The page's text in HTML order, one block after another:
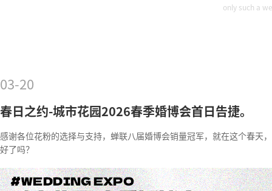
only such a
03-20
春日之约-城市花园2026春季婚博会首日告捷。
感谢各位花粉的选择与支持，蝉联八届婚博会销量冠军，就在这个春天
好了吗？